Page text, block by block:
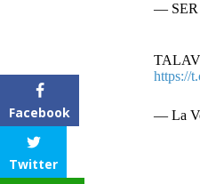
— SER
https://
— La
Facebook
Twitter